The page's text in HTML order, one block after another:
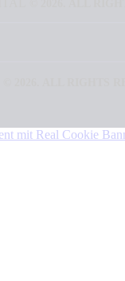
mit Real Cookie